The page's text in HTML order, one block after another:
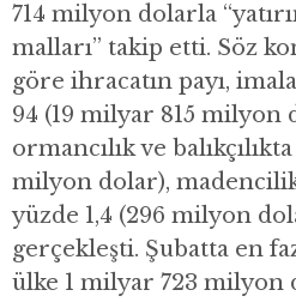
714 milyon dolarla
malları” takip etti. Söz
göre ihracatın payı,
94 (19 milyar 815 milyon
ormancılık ve
milyon dolar), madencilik
yüzde 1,4 (296 milyon
gerçekleşti. Şubatta en
ülke 1 milyar 723 milyon